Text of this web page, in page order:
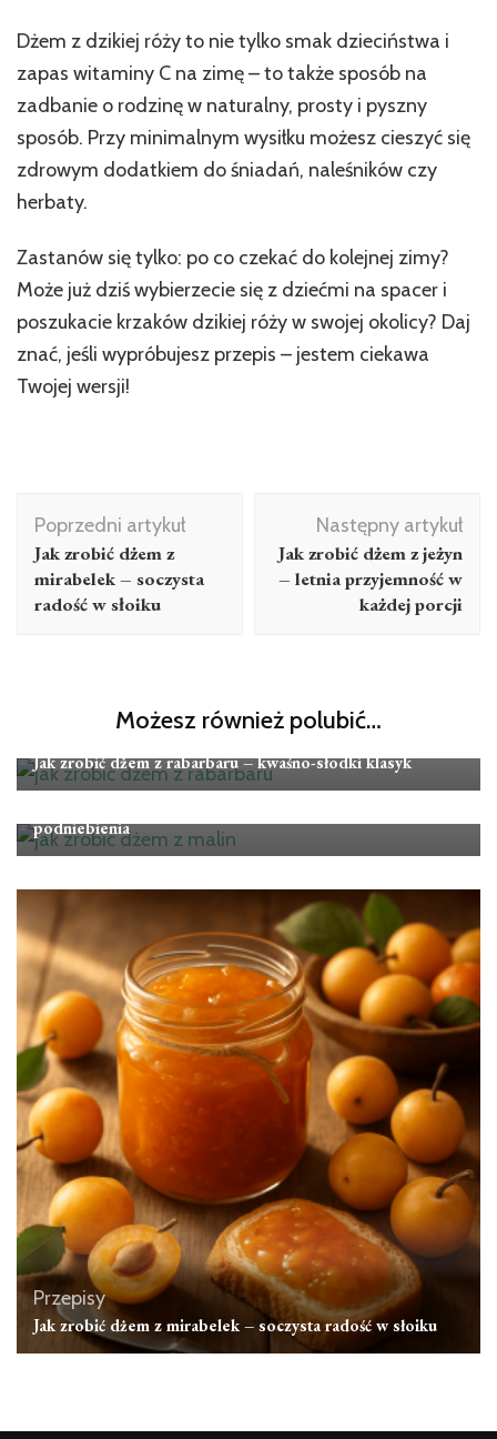
Dżem z dzikiej róży to nie tylko smak dzieciństwa i
zapas witaminy C na zimę – to także sposób na
zadbanie o rodzinę w naturalny, prosty i pyszny
sposób. Przy minimalnym wysiłku możesz cieszyć się
zdrowym dodatkiem do śniadań, naleśników czy
herbaty.
Zastanów się tylko: po co czekać do kolejnej zimy?
Może już dziś wybierzecie się z dziećmi na spacer i
poszukacie krzaków dzikiej róży w swojej okolicy? Daj
znać, jeśli wypróbujesz przepis – jestem ciekawa
Twojej wersji!
Nawigacja
wpisu
Poprzedni artykuł
Jak zrobić dżem z
mirabelek – soczysta
radość w słoiku
Następny artykuł
Jak zrobić dżem z jeżyn
– letnia przyjemność w
każdej porcji
Możesz również polubić…
Jak zrobić dżem z rabarbaru – kwaśno-słodki klasyk
Przepisy
podniebienia
Przepisy
Jak zrobić dżem z mirabelek – soczysta radość w słoiku